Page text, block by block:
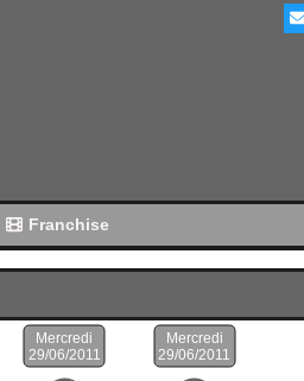
Franchise